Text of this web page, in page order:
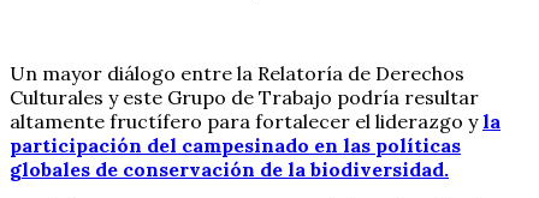
Un mayor diálogo entre la Relatoría de Derechos
Culturales y este Grupo de Trabajo podría resultar
altamente fructífero para fortalecer el liderazgo yla
participación del campesinado en las políticas
globales de conservación de la biodiversidad.